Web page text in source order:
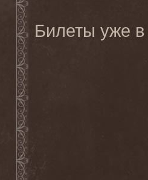
Билеты уже